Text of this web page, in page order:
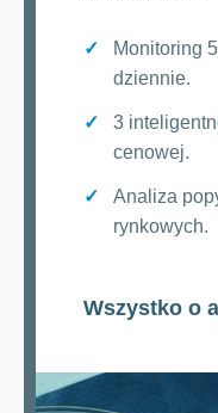
Monitoring
dziennie.
3
cenowej.
Analiza
rynkowych.
Wszystko o